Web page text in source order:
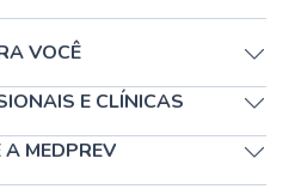
VOCÊ
E CLÍNICAS
A MEDPREV